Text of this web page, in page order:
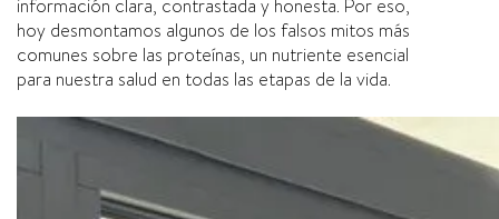
información clara, contrastada y honesta. Por eso,
hoy desmontamos algunos de los falsos mitos más
comunes sobre las proteínas, un nutriente esencial
para nuestra salud en todas las etapas de la vida.